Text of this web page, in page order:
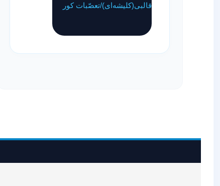
قالبی(کلیشه‌ای)/تعصّبات کور